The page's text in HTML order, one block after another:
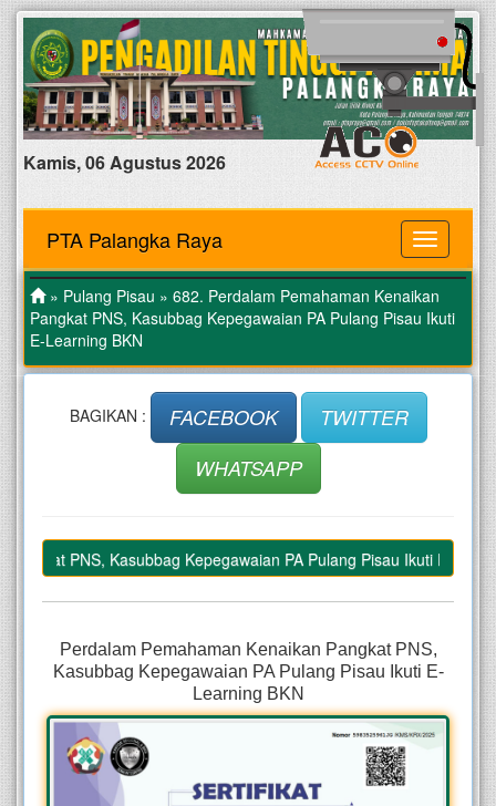
Kamis, 06 Agustus 2026
MENU
PTA Palangka Raya
» Pulang Pisau » 682. Perdalam Pemahaman Kenaikan
Pangkat PNS, Kasubbag Kepegawaian PA Pulang Pisau Ikuti
E-Learning BKN
BAGIKAN : FACEBOOK
TWITTER
WHATSAPP
PNS, Kasubbag Kepegawaian PA Pulang Pisau Ikuti E-
Perdalam Pemahaman Kenaikan Pangkat PNS,
Kasubbag Kepegawaian PA Pulang Pisau Ikuti E-
Learning BKN